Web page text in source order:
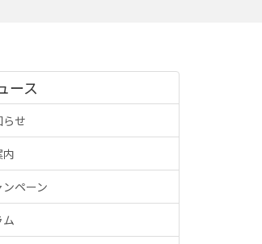
ース
らせ
内
ンペーン
ム